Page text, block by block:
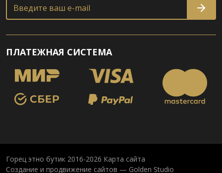
Введите ваш e-mail
ПЛАТЕЖНАЯ СИСТЕМА
Горец этно бутик 2016-2026 Карта сайта
Создание и продвижение сайтов — Golden Studio